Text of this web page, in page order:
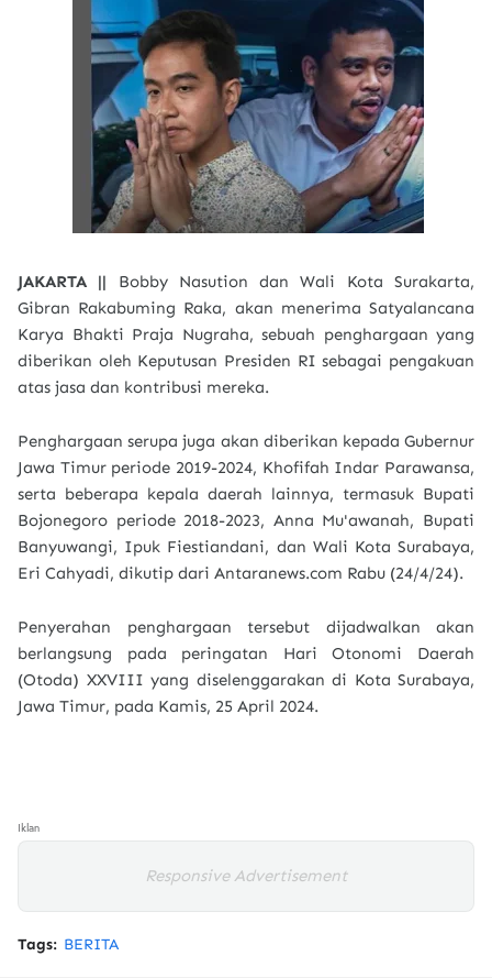
JAKARTA || Bobby Nasution dan Wali Kota Surakarta,
Gibran Rakabuming Raka, akan menerima Satyalancana
Karya Bhakti Praja Nugraha, sebuah penghargaan yang
diberikan oleh Keputusan Presiden RI sebagai pengakuan
atas jasa dan kontribusi mereka.
Penghargaan serupa juga akan diberikan kepada Gubernur
Jawa Timur periode 2019-2024, Khofifah Indar Parawansa,
serta beberapa kepala daerah lainnya, termasuk Bupati
Bojonegoro periode 2018-2023, Anna Mu'awanah, Bupati
Banyuwangi, Ipuk Fiestiandani, dan Wali Kota Surabaya,
Eri Cahyadi, dikutip dari Antaranews.com Rabu (24/4/24).
Penyerahan penghargaan tersebut dijadwalkan akan
berlangsung pada peringatan Hari Otonomi Daerah
(Otoda) XXVIII yang diselenggarakan di Kota Surabaya,
Jawa Timur, pada Kamis, 25 April 2024.
Iklan
Responsive Advertisement
Tags: BERITA